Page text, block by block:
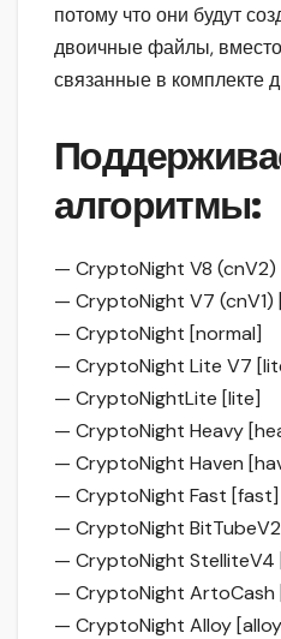
потому что они будут
двоичные файлы, вместо
связанные в комплекте
алгоритмы:
— CryptoNight V8 (cnV2)
— CryptoNight V7 (cnV1)
— CryptoNight [normal]
— CryptoNight Lite V7
— CryptoNightLite [lite]
— CryptoNight Heavy
— CryptoNight Haven
— CryptoNight Fast [fast]
— CryptoNight
— CryptoNight StelliteV4
— CryptoNight ArtoCash
— CryptoNight Alloy